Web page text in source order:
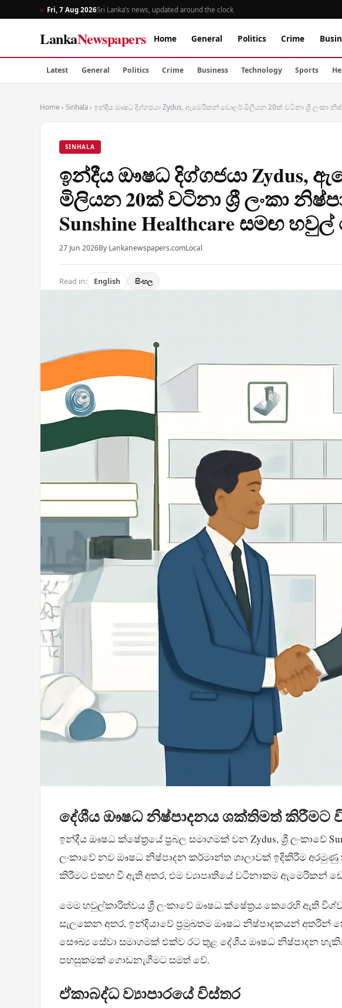
Fri, 7 Aug 2026Sri Lanka’s news, updated around the clock
LankaNewspapers Home General Politics Crime
Latest General Politics Crime Business Technology Sports
Home › Sinhala › ඉන්දීය ඖෂධ දිග්ගජයා Zydus, ඇමෙරිකන් ඩොලර් මිලියන 20ක් වටිනා ශ්‍රී ලංකා
SINHALA
ඉන්දීය ඖෂධ දිග්ගජයා Zydus,
මිලියන 20ක් වටිනා ශ්‍රී ලංකා
Sunshine Healthcare සමඟ
27 Jun 2026By Lankanewspapers.comLocal
Read in: English සිංහල
දේශීය ඖෂධ නිෂ්පාදනය ශක්තිමත්
ඉන්දීය ඖෂධ ක්ෂේත්‍රයේ ප්‍රබල සමාගමක් වන Zydus, ශ්‍රී ලංකාවේ
ලංකාවේ නව ඖෂධ නිෂ්පාදන කර්මාන්ත ශාලාවක් ඉදිකිරීම අරමුණු
කිරීමට එකඟ වී ඇති අතර, එම ව්‍යාපෘතියේ වටිනාකම ඇමෙරිකන්
මෙම හවුල්කාරිත්වය ශ්‍රී ලංකාවේ ඖෂධ ක්ෂේත්‍රය කෙරෙහි ඇති
සැලකෙන අතර, ඉන්දියාවේ ප්‍රමුඛතම ඖෂධ නිෂ්පාදකයන් අතරින්
සෞඛ්‍ය සේවා සමාගමක් එක්ව රට තුළ දේශීය ඖෂධ නිෂ්පාදන
පහසුකමක් ගොඩනැගීමට සමත් වේ.
ඒකාබද්ධ ව්‍යාපාරයේ විස්තර